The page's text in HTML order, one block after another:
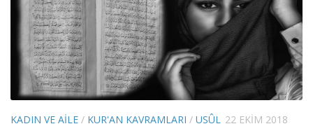
KADIN VE AILE / KUR'AN KAVRAMLARI / USÛL 22 EKIM 2018